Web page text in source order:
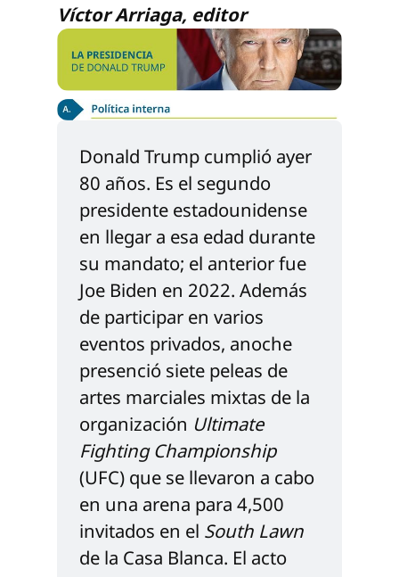
Víctor Arriaga, editor
Donald Trump cumplió ayer
80 años. Es el segundo
presidente estadounidense
en llegar a esa edad durante
su mandato; el anterior fue
Joe Biden en 2022. Además
de participar en varios
eventos privados, anoche
presenció siete peleas de
artes marciales mixtas de la
organización Ultimate
Fighting Championship
(UFC) que se llevaron a cabo
en una arena para 4,500
invitados en el South Lawn
de la Casa Blanca. El acto